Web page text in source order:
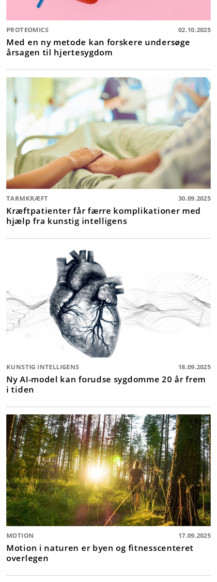
PROTEOMICS 02.10.2025
Med en ny metode kan forskere undersøge
årsagen til hjertesygdom
TARMKRÆFT 30.09.2025
Kræftpatienter får færre komplikationer med
hjælp fra kunstig intelligens
KUNSTIG INTELLIGENS 18.09.2025
Ny AI-model kan forudse sygdomme 20 år frem
i tiden
MOTION 17.09.2025
Motion i naturen er byen og fitnesscenteret
overlegen